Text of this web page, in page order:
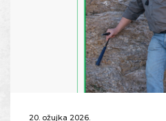
20. ožujka 2026.